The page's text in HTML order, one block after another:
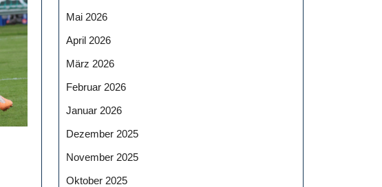
Mai 2026
April 2026
März 2026
Februar 2026
Januar 2026
Dezember 2025
November 2025
Oktober 2025